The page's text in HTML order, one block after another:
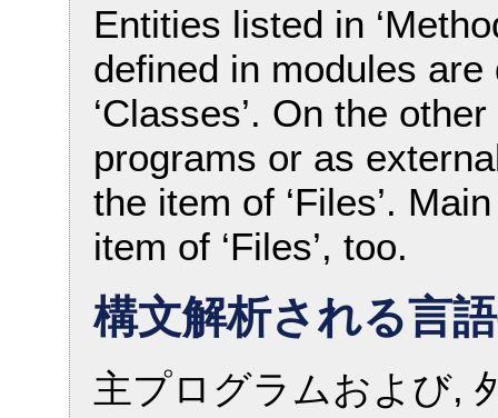
Entities listed in
defined in modules
‘Classes’. On the
programs or as
the item of ‘Files’.
item of ‘Files’, too.
構文解析される言
主プログラムおよび,